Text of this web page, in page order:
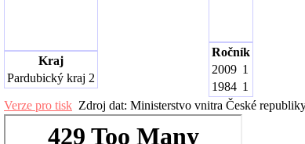
Kraj
Pardubický kraj 2
Ročník
2009 1
1984 1
Verze pro tisk Zdroj dat: Ministerstvo vnitra České